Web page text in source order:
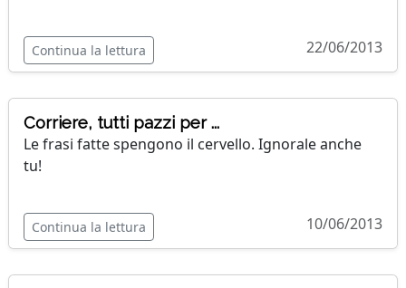
Continua la lettura 22/06/2013
Corriere, tutti pazzi per ...
Le frasi fatte spengono il cervello. Ignorale anche
tu!
Continua la lettura 10/06/2013